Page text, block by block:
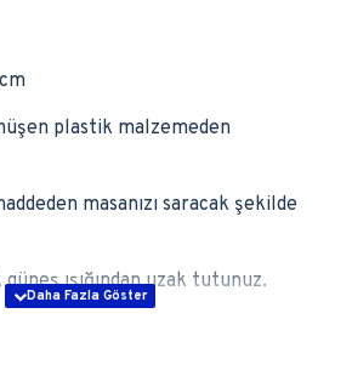
plastik malzemeden
masanızı saracak şekilde
ışığından uzak tutunuz.